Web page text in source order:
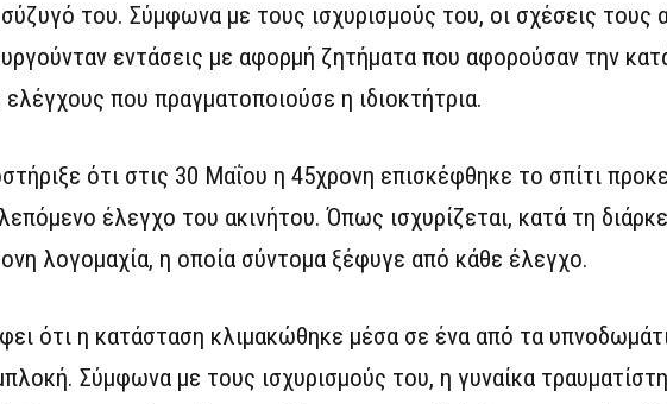
του. Σύμφωνα με τους ισχυρισμούς του, οι σχέσεις τους
εντάσεις με αφορμή ζητήματα που αφορούσαν την
ελέγχους που πραγματοποιούσε η ιδιοκτήτρια.
ότι στις 30 Μαΐου η 45χρονη επισκέφθηκε το σπίτι
έλεγχο του ακινήτου. Όπως ισχυρίζεται, κατά τη
λογομαχία, η οποία σύντομα ξέφυγε από κάθε έλεγχο.
ότι η κατάσταση κλιμακώθηκε μέσα σε ένα από τα
Σύμφωνα με τους ισχυρισμούς του, η γυναίκα